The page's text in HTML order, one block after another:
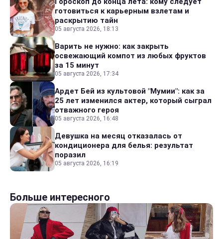
готовиться к карьерным взлетам и
раскрытию тайн
05 августа 2026, 18:13
Варить не нужно: как закрыть
освежающий компот из любых фруктов
за 15 минут
05 августа 2026, 17:34
Ардет Бей из культовой "Мумии": как за
25 лет изменился актер, который сыграл
отважного героя
05 августа 2026, 16:48
Девушка на месяц отказалась от
кондиционера для белья: результат
поразил
05 августа 2026, 16:19
Больше интересного